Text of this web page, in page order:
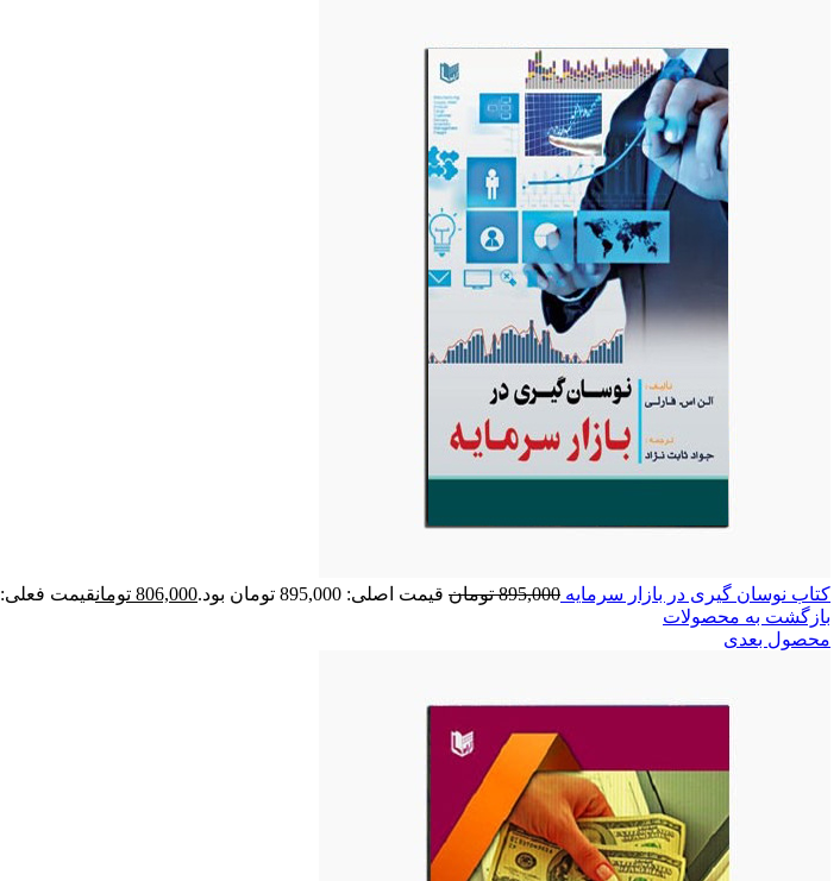
کتاب نوسان گیری در بازار سرمایه 895,000 تومان قیمت اصلی: 895,000 تومان بود. 806,000 تومانقیمت فعلی: 806,000 تومان.
بازگشت به محصولات
محصول بعدی